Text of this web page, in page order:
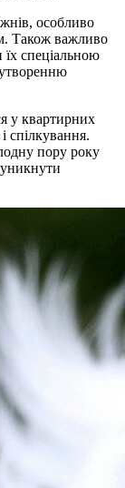
особливо
Також важливо
їх спеціальною
у квартирних
спілкування.
пору року